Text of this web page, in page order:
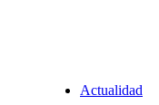
Actualidad